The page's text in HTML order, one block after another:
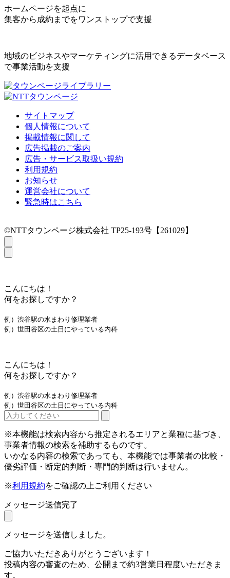
ホームページを起点に
集客から成約までをワンストップで支援
地域のビジネスやマーケティングに活用できるデータベース
で事業活動を支援
サイトマップ
個人情報について
掲載情報に関して
広告掲載のご案内
広告・サービス取扱い規約
利用規約
お知らせ
運営会社について
緊急時はこちら
©NTTタウンページ株式会社 TP25-193号【261029】
こんにちは！
何をお探しですか？
例）渋谷駅の水まわり修理業者
例）世田谷区の土日にやっている内科
こんにちは！
何をお探しですか？
例）渋谷駅の水まわり修理業者
例）世田谷区の土日にやっている内科
※本機能は検索内容から推定されるエリアと業種に基づき、
事業者情報の検索を補助するものです。
いかなる内容の検索であっても、本機能では事業者の比較・
優劣評価・断定的判断・専門的判断は行いません。
※利用規約をご確認の上ご利用ください
メッセージ送信完了
メッセージを送信しました。
ご協力いただきありがとうございます！
投稿内容の審査のため、公開まで約3営業日程度いただきま
す。